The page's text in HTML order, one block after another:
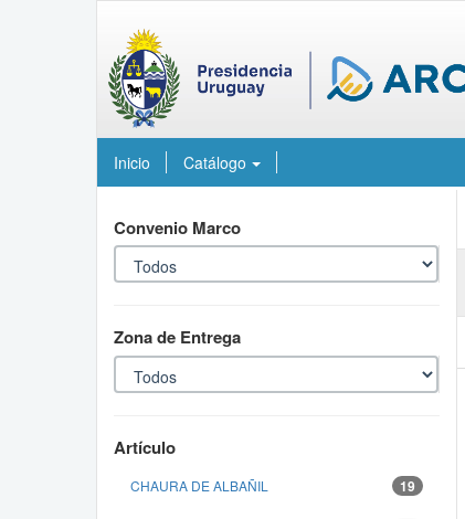
Inicio Catálogo
Convenio Marco
Zona de Entrega
Artículo
19
CHAURA DE ALBAÑIL